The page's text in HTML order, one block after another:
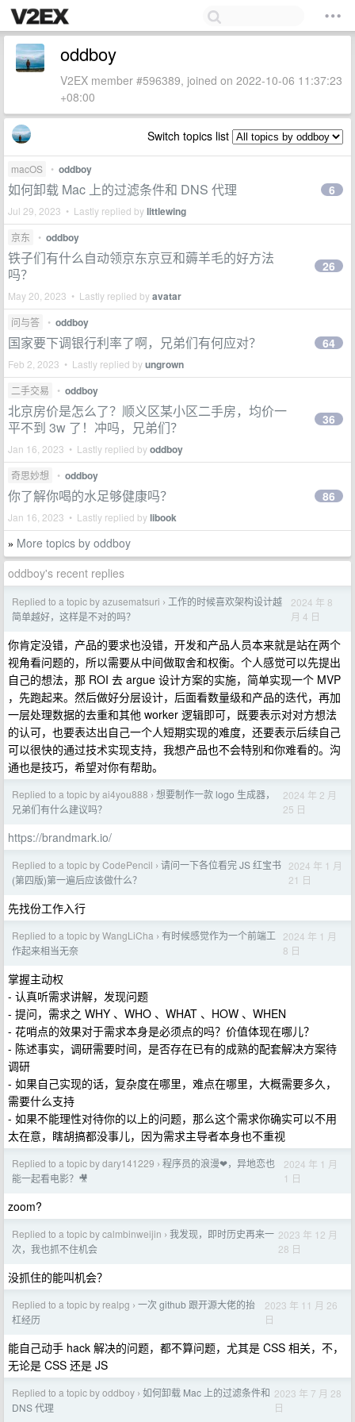
oddboy
V2EX member #596389, joined on 2022-10-06 11:37:23
+08:00
Switch topics list
macOS • oddboy
如何卸载 Mac 上的过滤条件和 DNS 代理
Jul 29, 2023 • Lastly replied bylittlewing
6
京东 • oddboy
铁子们有什么自动领京东京豆和薅羊毛的好方法
吗？
May 20, 2023 • Lastly replied byavatar
26
问与答 • oddboy
国家要下调银行利率了啊，兄弟们有何应对？
Feb 2, 2023 • Lastly replied byungrown
64
二手交易 • oddboy
北京房价是怎么了？顺义区某小区二手房，均价一
平不到 3w 了！冲吗，兄弟们？
Jan 16, 2023 • Lastly replied byoddboy
36
奇思妙想 • oddboy
你了解你喝的水足够健康吗？
Jan 16, 2023 • Lastly replied bylibook
86
» More topics by oddboy
oddboy's recent replies
Replied to a topic by azusematsuri › 工作的时候喜欢架构设计越
简单越好，这样是不对的吗？
2024 年 8
月 4 日
你肯定没错，产品的要求也没错，开发和产品人员本来就是站在两个
视角看问题的，所以需要从中间做取舍和权衡。个人感觉可以先提出
自己的想法，那 ROI 去 argue 设计方案的实施，简单实现一个 MVP
，先跑起来。然后做好分层设计，后面看数量级和产品的迭代，再加
一层处理数据的去重和其他 worker 逻辑即可，既要表示对对方想法
的认可，也要表达出自己一个人短期实现的难度，还要表示后续自己
可以很快的通过技术实现支持，我想产品也不会特别和你难看的。沟
通也是技巧，希望对你有帮助。
Replied to a topic by ai4you888 › 想要制作一款 logo 生成器，
兄弟们有什么建议吗？
2024 年 2 月
25 日
https://brandmark.io/
Replied to a topic by CodePencil › 请问一下各位看完 JS 红宝书
(第四版)第一遍后应该做什么？
2024 年 1 月
21 日
先找份工作入行
Replied to a topic by WangLiCha › 有时候感觉作为一个前端工
作起来相当无奈
2024 年 1 月
8 日
掌握主动权
- 认真听需求讲解，发现问题
- 提问，需求之 WHY 、WHO 、WHAT 、HOW 、WHEN
- 花哨点的效果对于需求本身是必须点的吗？价值体现在哪儿？
- 陈述事实，调研需要时间，是否存在已有的成熟的配套解决方案待
调研
- 如果自己实现的话，复杂度在哪里，难点在哪里，大概需要多久，
需要什么支持
- 如果不能理性对待你的以上的问题，那么这个需求你确实可以不用
太在意，瞎胡搞都没事儿，因为需求主导者本身也不重视
Replied to a topic by dary141229 › 程序员的浪漫❤，异地恋也
能一起看电影？🎥
2024 年 1 月
1 日
zoom?
Replied to a topic by calmbinweijin › 我发现，即时历史再来一
次，我也抓不住机会
2023 年 12 月
28 日
没抓住的能叫机会？
Replied to a topic by realpg › 一次 github 跟开源大佬的抬
杠经历
2023 年 11 月 26
日
能自己动手 hack 解决的问题，都不算问题，尤其是 CSS 相关，不，
无论是 CSS 还是 JS
Replied to a topic by oddboy › 如何卸载 Mac 上的过滤条件和
DNS 代理
2023 年 7 月 28
日